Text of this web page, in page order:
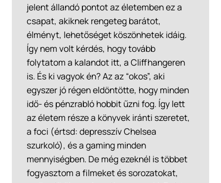
jelent állandó pontot az életemben ez a
csapat, akiknek rengeteg barátot,
élményt, lehetőséget köszönhetek idáig.
Így nem volt kérdés, hogy tovább
folytatom a kalandot itt, a Cliffhangeren
is. És ki vagyok én? Az az “okos”, aki
egyszer jó régen eldöntötte, hogy minden
idő- és pénzrabló hobbit űzni fog. Így lett
az életem része a könyvek iránti szeretet,
a foci (értsd: depresszív Chelsea
szurkoló), és a gaming minden
mennyiségben. De még ezeknél is többet
fogyasztom a filmeket és sorozatokat,